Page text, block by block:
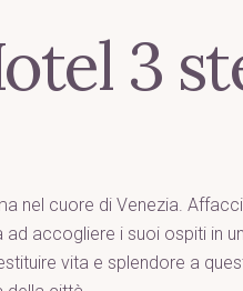
3
nel cuore di Venezia.
accogliere i suoi ospiti in
vita e splendore a